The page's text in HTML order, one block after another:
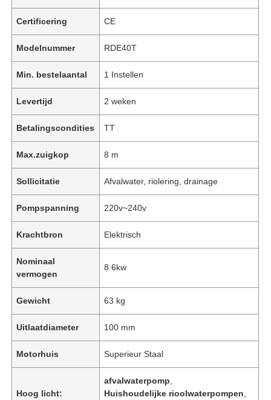
Certificering CE
Modelnummer RDE40T
Min. bestelaantal 1 Instellen
Levertijd 2 weken
Betalingscondities TT
Max.zuigkop 8 m
Sollicitatie Afvalwater, riolering, drainage
Pompspanning 220v~240v
Krachtbron Elektrisch
Nominaal
vermogen
8.6kw
Gewicht 63 kg
Uitlaatdiameter 100 mm
Motorhuis Superieur Staal
Hoog licht:
afvalwaterpomp
Huishoudelijke rioolwaterpompen